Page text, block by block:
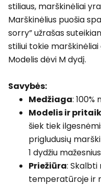
stiliaus, marškinėliai
Marškinėlius puošia
sorry” užrašas
stiliui tokie
Modelis dėvi M dydį.
Savybės:
Medžiaga: 100%
Modelis ir
šiek tiek
prigludusių
1 dydžiu
Priežiūra: Skalbti
temperatūroje ir